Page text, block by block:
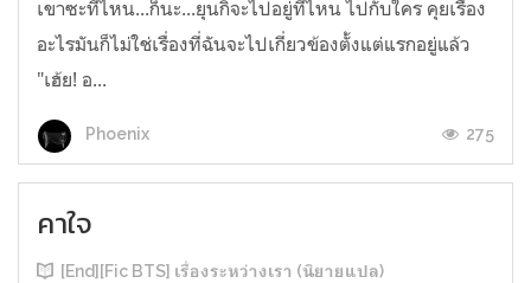
เขาซะที่ไหน...ก็นะ...ยุนกิจะไปอยู่ที่ไหน ไปกับใคร คุยเรื่อง
อะไรมันก็ไม่ใช่เรื่องที่ฉันจะไปเกี่ยวข้องตั้งแต่แรกอยู่แล้ว
"เฮ้ย! อ...
Phoenix 275
คาใจ
[End][Fic BTS] เรื่องระหว่างเรา (นิยายแปล)